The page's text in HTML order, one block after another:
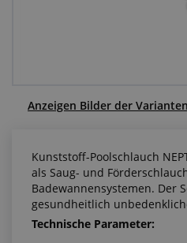
Anzeigen Bilder der
Kunststoff-Poolschlauch
als Saug- und
Badewannensystemen. Der
gesundheitlich
Technische Parameter: